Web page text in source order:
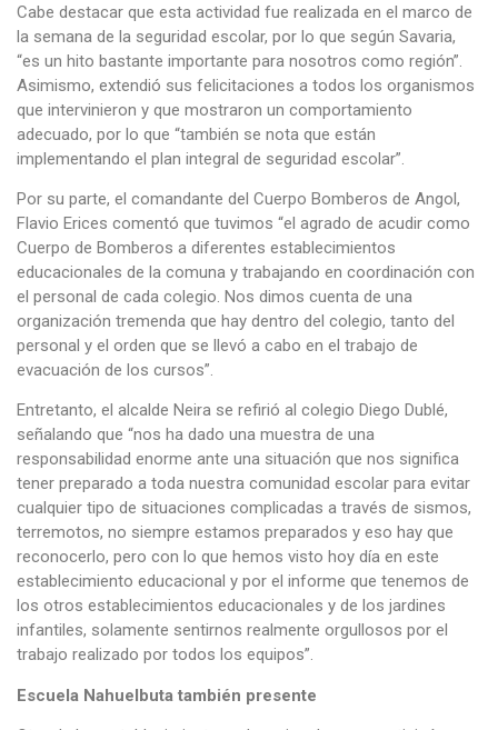
Cabe destacar que esta actividad fue realizada en el marco de
la semana de la seguridad escolar, por lo que según Savaria,
“es un hito bastante importante para nosotros como región”.
Asimismo, extendió sus felicitaciones a todos los organismos
que intervinieron y que mostraron un comportamiento
adecuado, por lo que “también se nota que están
implementando el plan integral de seguridad escolar”.
Por su parte, el comandante del Cuerpo Bomberos de Angol,
Flavio Erices comentó que tuvimos “el agrado de acudir como
Cuerpo de Bomberos a diferentes establecimientos
educacionales de la comuna y trabajando en coordinación con
el personal de cada colegio. Nos dimos cuenta de una
organización tremenda que hay dentro del colegio, tanto del
personal y el orden que se llevó a cabo en el trabajo de
evacuación de los cursos”.
Entretanto, el alcalde Neira se refirió al colegio Diego Dublé,
señalando que “nos ha dado una muestra de una
responsabilidad enorme ante una situación que nos significa
tener preparado a toda nuestra comunidad escolar para evitar
cualquier tipo de situaciones complicadas a través de sismos,
terremotos, no siempre estamos preparados y eso hay que
reconocerlo, pero con lo que hemos visto hoy día en este
establecimiento educacional y por el informe que tenemos de
los otros establecimientos educacionales y de los jardines
infantiles, solamente sentirnos realmente orgullosos por el
trabajo realizado por todos los equipos”.
Escuela Nahuelbuta también presente